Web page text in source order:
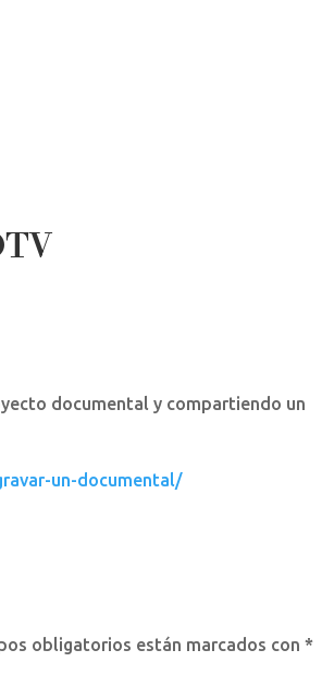
documental y compartiendo un
un-documental/
obligatorios están marcados con*